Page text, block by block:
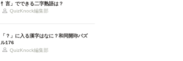
忄言」でできる二字熟語は？
QuizKnock編集部
「？」に入る漢字はなに？和同開珎パズ
ル176
QuizKnock編集部